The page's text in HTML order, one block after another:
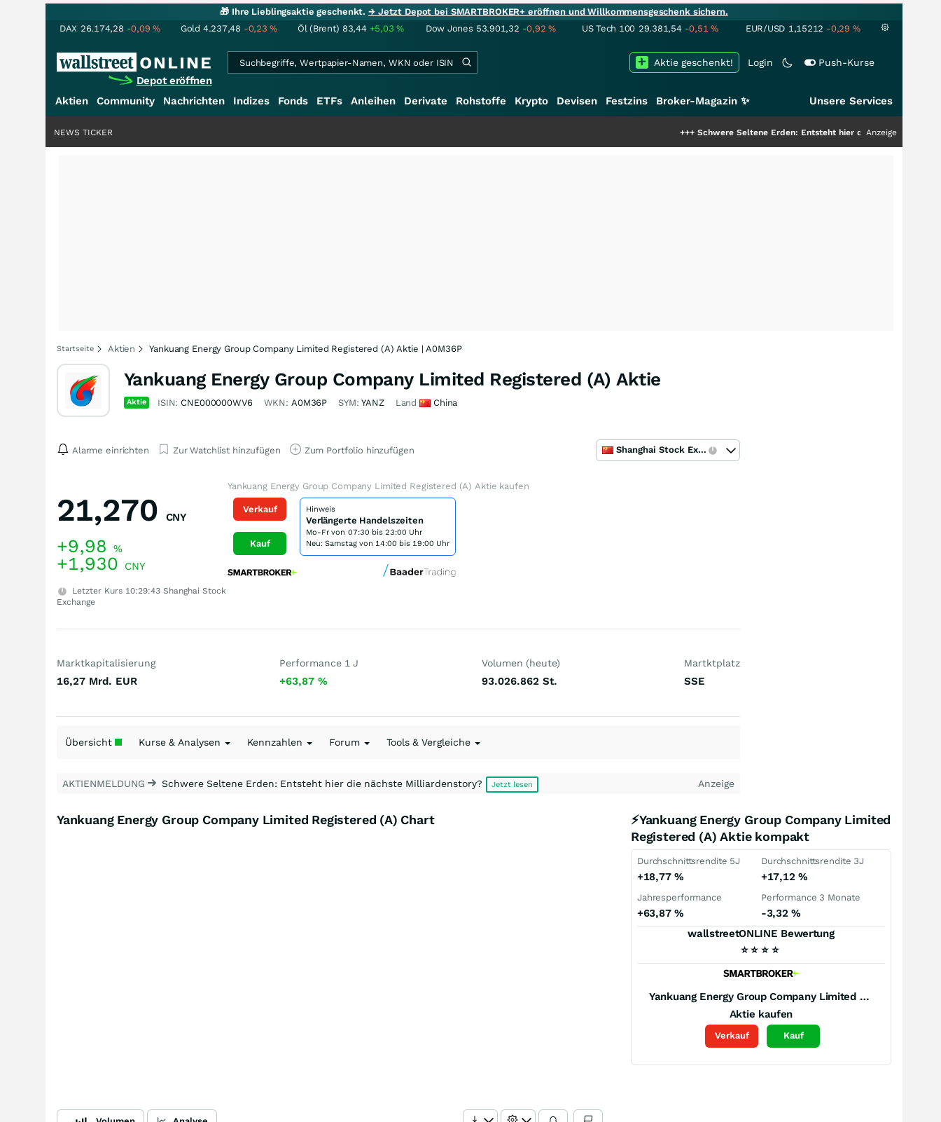
🎁 Ihre Lieblingsaktie geschenkt.→ Jetzt Depot bei SMARTBROKER+ eröffnen und Willkommensgeschenk sichern.
DAX 26.174,28 -0,09% Gold 4.237,48 -0,23% Öl (Brent) 83,44 +5,03% Dow Jones 53.901,32 -0,92% US Tech 100 29.381,54 -0,51% EUR/USD 1,15212 -0,29 %
Depot eröffnen
Login Push-Kurse
Aktie geschenkt!
Aktien Community Nachrichten Indizes Fonds ETFs Anleihen Derivate Rohstoffe Krypto Devisen Festzins Broker-Magazin ✨ Unsere Services
Schwere Seltene Erden: Entsteht hier die nächste Milliardenstory?
Anzeige
NEWS TICKER
Startseite Aktien Yankuang Energy Group Company Limited Registered (A) Aktie | A0M36P
Yankuang Energy Group Company Limited Registered (A) Aktie
Aktie ISIN: CNE000000WV6 WKN: A0M36P SYM:YANZ Land China
Alarme einrichten Zur Watchlist hinzufügen Zum Portfolio hinzufügen Shanghai Stock Exchange
21,270 CNY
+9,98 %
+1,930 CNY
Letzter Kurs 10:29:43 Shanghai Stock
Exchange
Yankuang Energy Group Company Limited Registered (A) Aktie kaufen
Verkauf
Kauf
Hinweis
Verlängerte Handelszeiten
Mo-Fr von 07:30 bis 23:00 Uhr
Neu: Samstag von 14:00 bis 19:00 Uhr
Marktkapitalisierung
16,27 Mrd. EUR
Performance 1 J
+63,87 %
Volumen (heute)
93.026.862 St.
Martktplatz
SSE
Übersicht Kurse & Analysen Kennzahlen Forum Tools & Vergleiche
AKTIENMELDUNG Schwere Seltene Erden: Entsteht hier die nächste Milliardenstory? Jetzt lesen Anzeige
Yankuang Energy Group Company Limited Registered (A) Chart
⚡Yankuang Energy Group Company Limited
Registered (A) Aktie kompakt
Durchschnittsrendite 5J
+18,77 %
Durchschnittsrendite 3J
+17,12 %
Jahresperformance
+63,87 %
Performance 3 Monate
-3,32%
wallstreetONLINE Bewertung
⭐ ⭐ ⭐ ⭐
Yankuang Energy Group Company Limited Registered (A)
Aktie kaufen
Verkauf Kauf